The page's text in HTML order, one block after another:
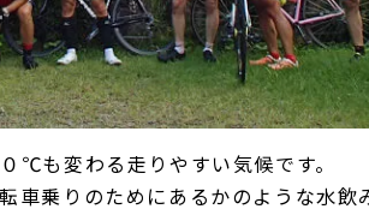
℃も変わる走りやすい気候です。
車乗りのためにあるかのような水飲